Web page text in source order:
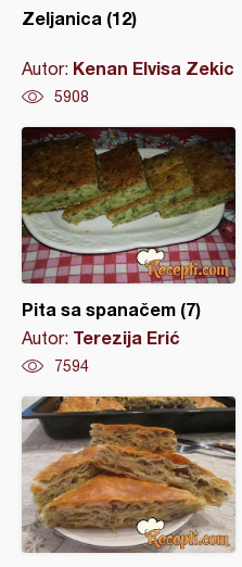
Zeljanica (12)
Autor: Kenan Elvisa Zekic
5908
Pita sa spanačem (7)
Autor: Terezija Erić
7594